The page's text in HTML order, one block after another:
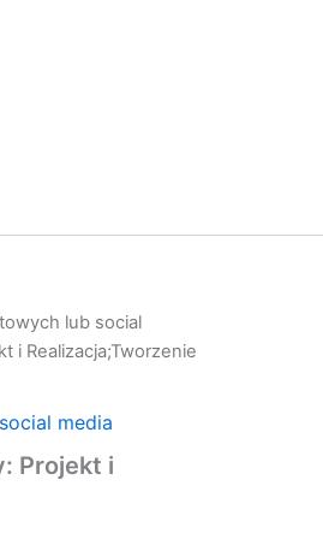
lub social
i Realizacja;Tworzenie
media
Projekt i